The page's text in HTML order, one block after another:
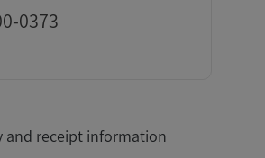
0373
and receipt information